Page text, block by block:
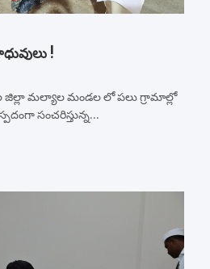
!
జిల్లా మల్యాల మండల లో పలు గ్రామాల్లో
సంచరిస్తున్న…